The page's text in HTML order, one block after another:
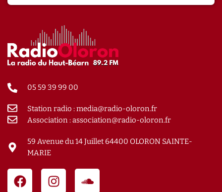
05 59 39 99 00
Station radio : media@radio-oloron.fr
Association : association@radio-oloron.fr
59 Avenue du 14 Juillet 64400 OLORON SAINTE-
MARIE